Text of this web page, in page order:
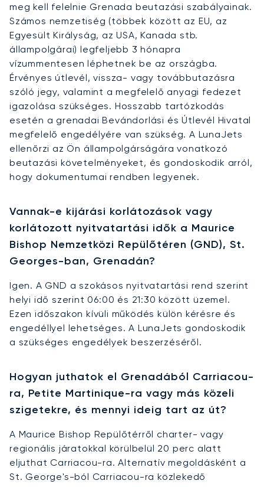
meg kell felelnie Grenada beutazási szabályainak.
Számos nemzetiség (többek között az EU, az
Egyesült Királyság, az USA, Kanada stb.
állampolgárai) legfeljebb 3 hónapra
vízummentesen léphetnek be az országba.
Érvényes útlevél, vissza- vagy továbbutazásra
szóló jegy, valamint a megfelelő anyagi fedezet
igazolása szükséges. Hosszabb tartózkodás
esetén a grenadai Bevándorlási és Útlevél Hivatal
megfelelő engedélyére van szükség. A LunaJets
ellenőrzi az Ön állampolgárságára vonatkozó
beutazási követelményeket, és gondoskodik arról,
hogy dokumentumai rendben legyenek.
Vannak-e kijárási korlátozások vagy
korlátozott nyitvatartási idők a Maurice
Bishop Nemzetközi Repülőtéren (GND), St.
Georges-ban, Grenadán?
Igen. A GND a szokásos nyitvatartási rend szerint
helyi idő szerint 06:00 és 21:30 között üzemel.
Ezen időszakon kívüli működés külön kérésre és
engedéllyel lehetséges. A LunaJets gondoskodik
a szükséges engedélyek beszerzéséről.
Hogyan juthatok el Grenadából Carriacou-
ra, Petite Martinique-ra vagy más közeli
szigetekre, és mennyi ideig tart az út?
A Maurice Bishop Repülőtérről charter- vagy
regionális járatokkal körülbelül 20 perc alatt
eljuthat Carriacou-ra. Alternatív megoldásként a
St. George's-ból Carriacou-ra közlekedő